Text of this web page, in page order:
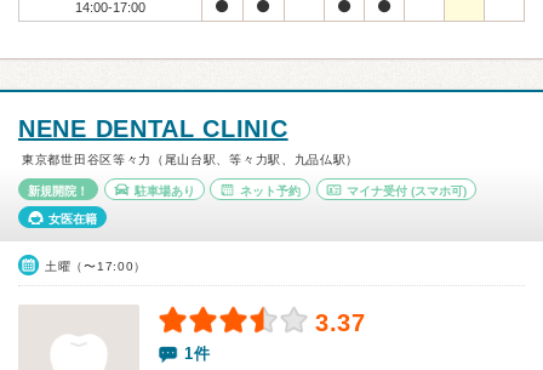
14:00-17:00
NENE DENTAL CLINIC
東京都世田谷区等々力（尾山台駅、等々力駅、九品仏駅）
新規開院！ 駐車場あり ネット予約 マイナ受付 (スマホ可)
女医在籍
土曜（〜17:00）
3.37
1件